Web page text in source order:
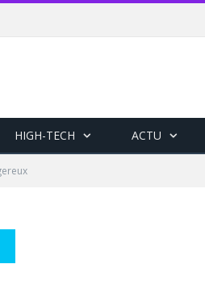
HIGH-TECH ACTU